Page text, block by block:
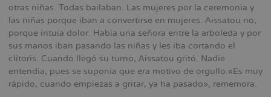
otras niñas. Todas bailaban. Las mujeres por la ceremonia y
las niñas porque iban a convertirse en mujeres. Aissatou no,
porque intuía dolor. Había una señora entre la arboleda y por
sus manos iban pasando las niñas y les iba cortando el
clítoris. Cuando llegó su turno, Aissatou gritó. Nadie
entendía, pues se suponía que era motivo de orgullo.«Es muy
rápido, cuando empiezas a gritar, ya ha pasado», rememora.